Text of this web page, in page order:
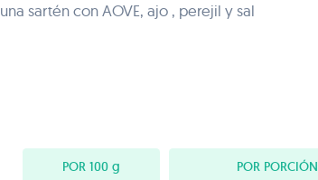
sartén con AOVE, ajo , perejil y sal
POR 100 g POR PORCIÓN